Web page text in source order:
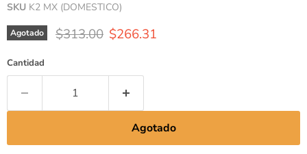
SKU K2 MX (DOMESTICO)
Agotado $313.00 $266.31
Cantidad
Agotado